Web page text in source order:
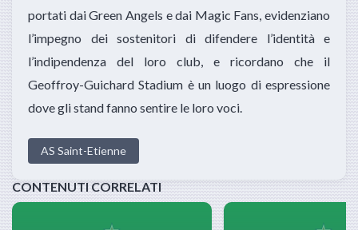
portati dai Green Angels e dai Magic Fans, evidenziano
l’impegno dei sostenitori di difendere l’identità e
l’indipendenza del loro club, e ricordano che il
Geoffroy-Guichard Stadium è un luogo di espressione
dove gli stand fanno sentire le loro voci.
AS Saint-Etienne
CONTENUTI CORRELATI